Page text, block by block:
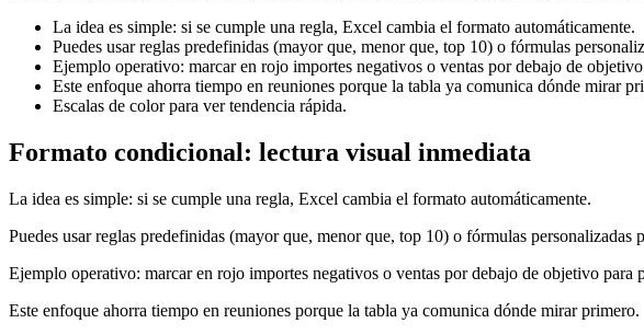
La idea es simple: si se cumple una regla, Excel cambia el formato automáticamente.
Puedes usar reglas predefinidas (mayor que, menor que, top 10) o fórmulas
Ejemplo operativo: marcar en rojo importes negativos o ventas por debajo de
Este enfoque ahorra tiempo en reuniones porque la tabla ya comunica dónde mirar
Escalas de color para ver tendencia rápida.
Formato condicional: lectura visual inmediata
La idea es simple: si se cumple una regla, Excel cambia el formato automáticamente.
Puedes usar reglas predefinidas (mayor que, menor que, top 10) o fórmulas personalizadas
Ejemplo operativo: marcar en rojo importes negativos o ventas por debajo de objetivo para
Este enfoque ahorra tiempo en reuniones porque la tabla ya comunica dónde mirar primero.